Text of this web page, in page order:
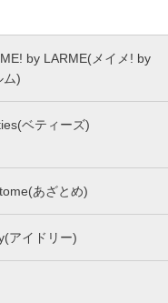
by LARME(メイメ! by
ム)
ベティーズ)
あざとめ)
アイドリー)